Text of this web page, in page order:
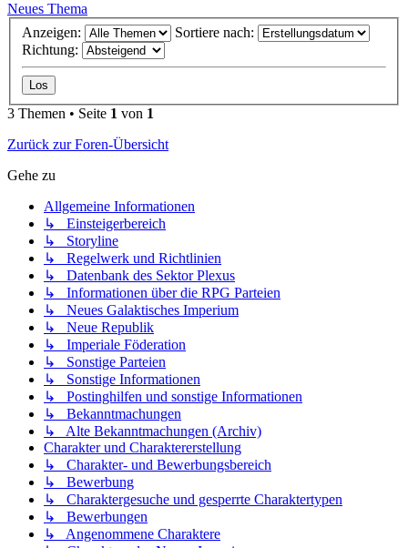
Neues Thema
Anzeigen:
Sortiere nach:
Richtung:
3 Themen • Seite 1 von 1
Zurück zur Foren-Übersicht
Gehe zu
Allgemeine Informationen
↳ Einsteigerbereich
↳ Storyline
↳ Regelwerk und Richtlinien
↳ Datenbank des Sektor Plexus
↳ Informationen über die RPG Parteien
↳ Neues Galaktisches Imperium
↳ Neue Republik
↳ Imperiale Föderation
↳ Sonstige Parteien
↳ Sonstige Informationen
↳ Postinghilfen und sonstige Informationen
↳ Bekanntmachungen
↳ Alte Bekanntmachungen (Archiv)
Charakter und Charaktererstellung
↳ Charakter- und Bewerbungsbereich
↳ Bewerbung
↳ Charaktergesuche und gesperrte Charaktertypen
↳ Bewerbungen
↳ Angenommene Charaktere